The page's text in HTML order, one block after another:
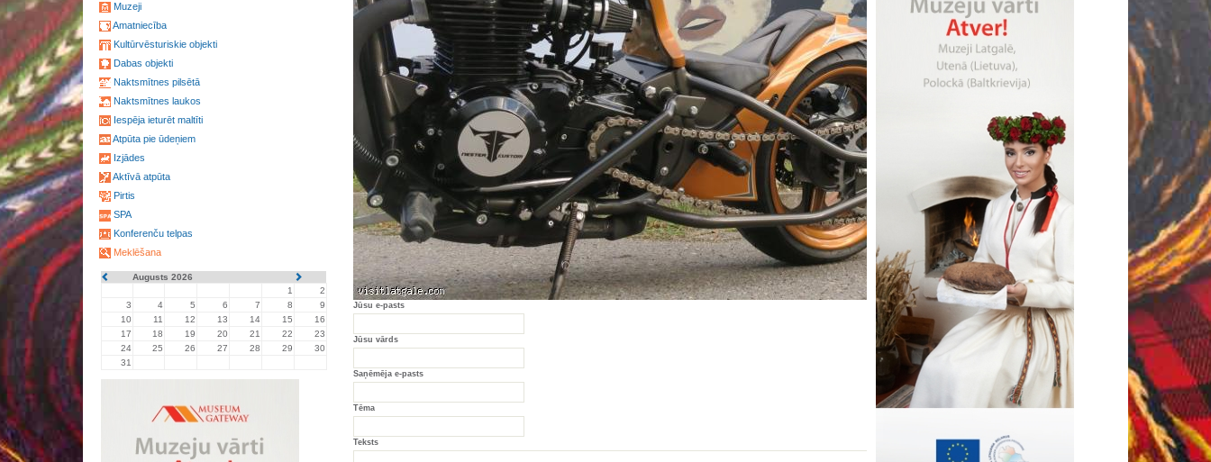
Muzeji
Amatniecība
Kultūrvēsturiskie objekti
Dabas objekti
Naktsmītnes pilsētā
Naktsmītnes laukos
Iespēja ieturēt maltīti
Atpūta pie ūdeņiem
Izjādes
Aktīvā atpūta
Pirtis
SPA
Konferenču telpas
Meklēšana
Augusts 2026
1
2
3
4 5 6 7 8
9
10
11 12 13 14 15
16
17
18 19 20 21 22
23
24
25 26 27 28 29
30
31
Jūsu e-pasts
Jūsu vārds
Saņēmēja e-pasts
Tēma
Teksts